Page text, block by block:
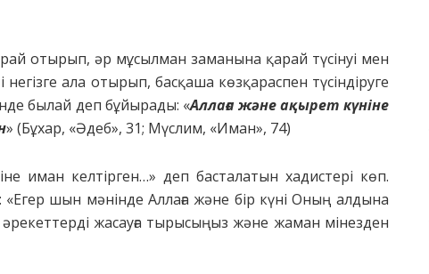
отырып, әр мұсылман заманына қарай түсінуі мен
ала отырып, басқаша көзқараспен түсіндіруге
былай деп бұйырады: «Аллаға және ақырет күніне
» (Бұхар, «Әдеб», 31; Мүслим, «Иман», 74)
иман келтірген…» деп басталатын хадистері көп.
шын мәнінде Аллаға және бір күні Оның алдына
әрекеттерді жасауға тырысыңыз және жаман мінезден